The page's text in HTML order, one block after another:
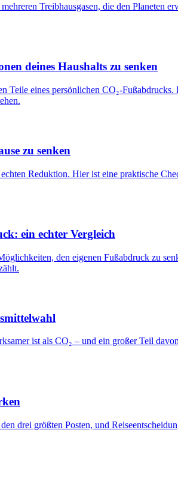
Treibhausgasen, die den Planeten
deines Haushalts zu senken
Teile eines persönlichen CO₂-
zu senken
Reduktion. Hier ist eine praktische
ein echter Vergleich
den eigenen Fußabdruck zu
ist als CO₂ – und ein großer Teil
drei größten Posten, und